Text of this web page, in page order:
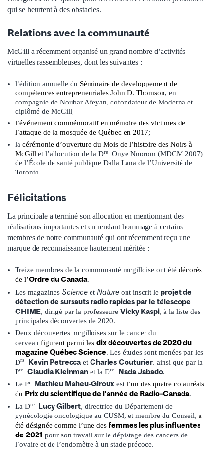
qui se heurtent à des obstacles.
Relations avec la communauté
McGill a récemment organisé un grand nombre d’activités
virtuelles rassembleuses, dont les suivantes :
l’édition annuelle du Séminaire de développement de
compétences entrepreneuriales John D. Thomson, en
compagnie de Noubar Afeyan, cofondateur de Moderna et
diplômé de McGill;
l’événement commémoratif en mémoire des victimes de
l’attaque de la mosquée de Québec en 2017;
la cérémonie d’ouverture du Mois de l’histoire des Noirs à
McGill et l’allocution de la Dre
Onye Nnorom (MDCM 2007)
de l’École de santé publique Dalla Lana de l’Université de
Toronto.
Félicitations
La principale a terminé son allocution en mentionnant des
réalisations importantes et en rendant hommage à certains
membres de notre communauté qui ont récemment reçu une
marque de reconnaissance hautement méritée :
Treize membres de la communauté mcgilloise ont été décorés
de l’Ordre du Canada.
Les magazines Science et Nature ont inscrit le projet de
détection de sursauts radio rapides par le télescope
CHIME, dirigé par la professeure Vicky Kaspi, à la liste des
principales découvertes de 2020.
Deux découvertes mcgilloises sur le cancer du
cerveau figurent parmi les dix découvertes de 2020 du
magazine Québec Science. Les études sont menées par les
Drs Kevin Petreccaet Charles Couturier, ainsi que par la
Pre Claudia Kleinman et la Dre Nada Jabado.
Le Pr Mathieu Maheu-Giroux est l’un des quatre colauréats
du Prix du scientifique de l’année de Radio‑Canada.
La Dre Lucy Gilbert, directrice du Département de
gynécologie oncologique au CUSM, et membre du Conseil, a
été désignée comme l’une des femmes les plus influentes
de 2021 pour son travail sur le dépistage des cancers de
l’ovaire et de l’endomètre à un stade précoce.